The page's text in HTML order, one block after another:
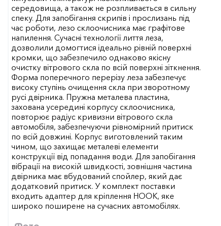
середовища, а також не розпливається в сильну
спеку. Для запобігання скрипів і прослизань під
час роботи, лезо склоочисника має графітове
напилення. Сучасні технології лиття леза,
дозволили домогтися ідеально рівній поверхні
кромки, що забезпечило однаково якісну
очистку вітрового скла по всій поверхні зіткнення.
Форма поперечного перерізу леза забезпечує
високу ступінь очищення скла при зворотному
русі двірника. Пружна металева пластина,
захована усередині корпусу склоочисника,
повторює радіус кривизни вітрового скла
автомобіля, забезпечуючи рівномірний притиск
по всій довжині. Корпус виготовлений таким
чином, що захищає металеві елементи
конструкції від попадання води. Для запобігання
вібрації на високій швидкості, зовнішня частина
двірника має вбудований спойлер, який дає
додатковий притиск. У комплект поставки
входить адаптер для кріплення HOOK, яке
широко поширене на сучасних автомобілях.